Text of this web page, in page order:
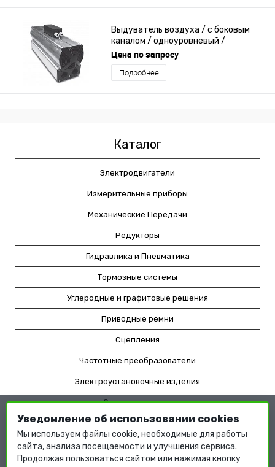
Выдуватель воздуха / с боковым
каналом / одноуровневый /
компактный
Цена по запросу
Подробнее
Каталог
Электродвигатели
Измерительные приборы
Механические Передачи
Редукторы
Гидравлика и Пневматика
Тормозные системы
Углеродные и графитовые решения
Приводные ремни
Сцепления
Частотные преобразователи
Электроустановочные изделия
Электроприводы
Насосное оборудование
Мотор-редукторы
Уведомление об использовании cookies
Мы используем файлы cookie, необходимые для работы
сайта, анализа посещаемости и улучшения сервиса.
Продолжая пользоваться сайтом или нажимая кнопку